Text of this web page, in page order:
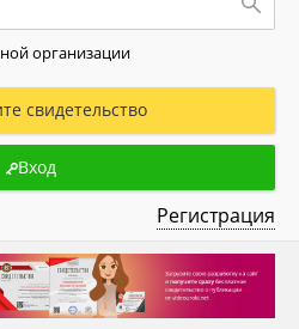
организации
свидетельство
Вход
Регистрация